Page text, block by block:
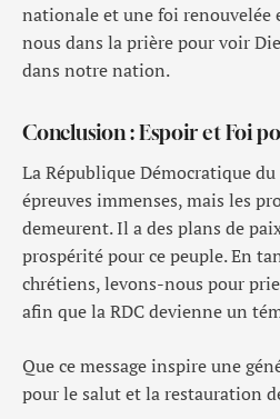
nationale et une foi renouvelée
nous dans la prière pour voir
dans notre nation.
Conclusion : Espoir et Foi
La République Démocratique du
épreuves immenses, mais les
demeurent. Il a des plans de
prospérité pour ce peuple. En
chrétiens, levons-nous pour
afin que la RDC devienne un
Que ce message inspire une
pour le salut et la restauration